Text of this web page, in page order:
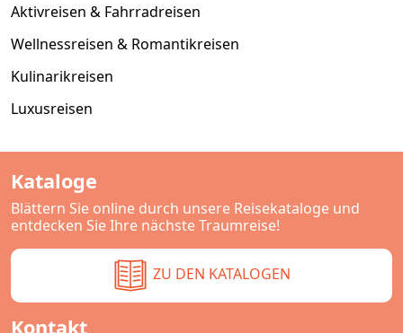
Aktivreisen & Fahrradreisen
Wellnessreisen & Romantikreisen
Kulinarikreisen
Luxusreisen
Kataloge
Blättern Sie online durch unsere Reisekataloge und
entdecken Sie Ihre nächste Traumreise!
ZU DEN KATALOGEN
Kontakt